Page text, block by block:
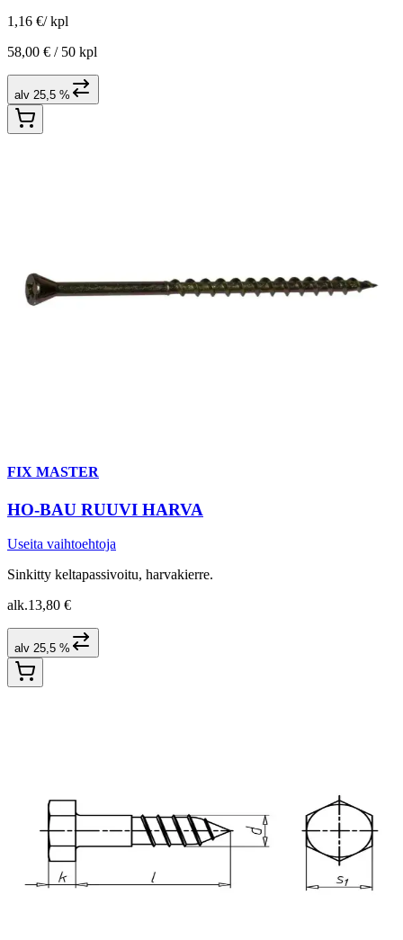
1,16 €/ kpl
58,00 € / 50 kpl
alv 25,5 %
FIX MASTER
HO-BAU RUUVI HARVA
Useita vaihtoehtoja
Sinkitty keltapassivoitu, harvakierre.
alk.13,80 €
alv 25,5 %